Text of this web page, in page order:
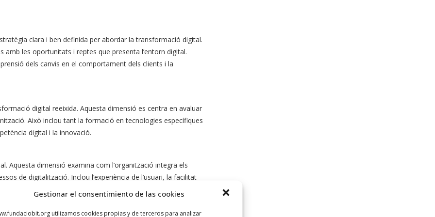
Gestionar el consentimiento de las cookies
utilizamos cookies propias y de terceros para analizar
clara i ben definida per abordar la transformació digital.
amb les oportunitats i reptes que presenta l’entorn digital.
dels canvis en el comportament dels clients i la
digital reeixida. Aquesta dimensió es centra en avaluar
Això inclou tant la formació en tecnologies específiques
digital i la innovació.
Aquesta dimensió examina com l’organització integra els
de digitalització. Inclou l’experiència de l’usuari, la facilitat